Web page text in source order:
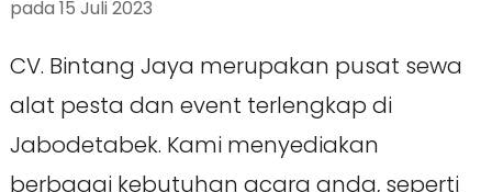
pada 15 Juli 2023
CV. Bintang Jaya merupakan pusat sewa
alat pesta dan event terlengkap di
Jabodetabek. Kami menyediakan
berbagai kebutuhan acara anda, seperti